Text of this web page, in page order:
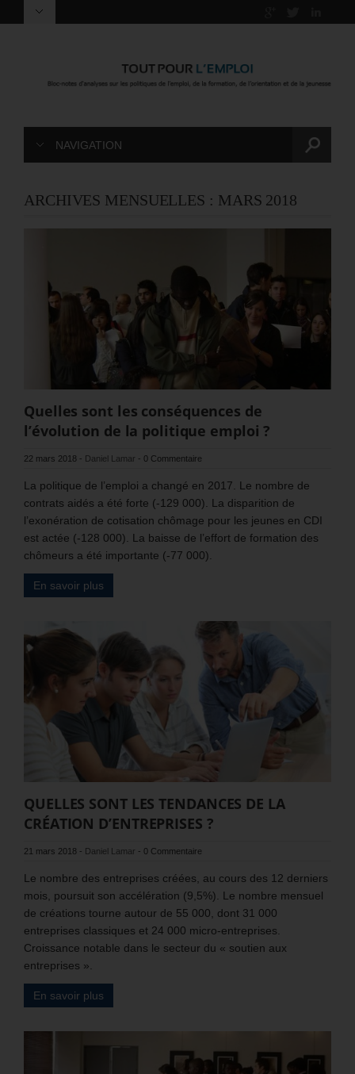
NAVIGATION
ARCHIVES MENSUELLES : MARS 2018
Quelles sont les conséquences de
l’évolution de la politique emploi ?
22 mars 2018 - Daniel Lamar - 0 Commentaire
La politique de l’emploi a changé en 2017. Le nombre de
contrats aidés a été forte (-129 000). La disparition de
l’exonération de cotisation chômage pour les jeunes en CDI
est actée (-128 000). La baisse de l’effort de formation des
chômeurs a été importante (-77 000).
En savoir plus
QUELLES SONT LES TENDANCES DE LA
CRÉATION D’ENTREPRISES ?
21 mars 2018 - Daniel Lamar - 0 Commentaire
Le nombre des entreprises créées, au cours des 12 derniers
mois, poursuit son accélération (9,5%). Le nombre mensuel
de créations tourne autour de 55 000, dont 31 000
entreprises classiques et 24 000 micro-entreprises.
Croissance notable dans le secteur du « soutien aux
entreprises ».
En savoir plus